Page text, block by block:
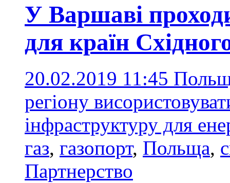
У Варшаві
для країн
20.02.2019 11:45
регіону
інфраструктуру для
газ, газопорт, Польща,
Партнерство